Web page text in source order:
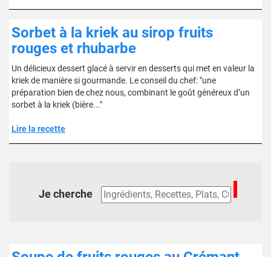
Sorbet à la kriek au sirop fruits
rouges et rhubarbe
Un délicieux dessert glacé à servir en desserts qui met en valeur la
kriek de manière si gourmande. Le conseil du chef: "une
préparation bien de chez nous, combinant le goût généreux d’un
sorbet à la kriek (bière..."
Lire la recette
Je cherche